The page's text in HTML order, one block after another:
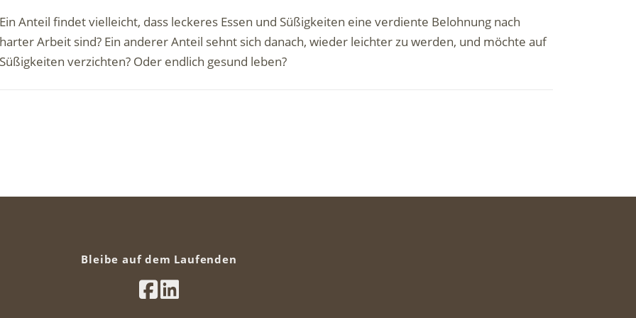
Ein Anteil findet vielleicht, dass leckeres Essen und Süßigkeiten eine verdiente Belohnung nach
harter Arbeit sind? Ein anderer Anteil sehnt sich danach, wieder leichter zu werden, und möchte auf
Süßigkeiten verzichten? Oder endlich gesund leben?
Bleibe auf dem Laufenden